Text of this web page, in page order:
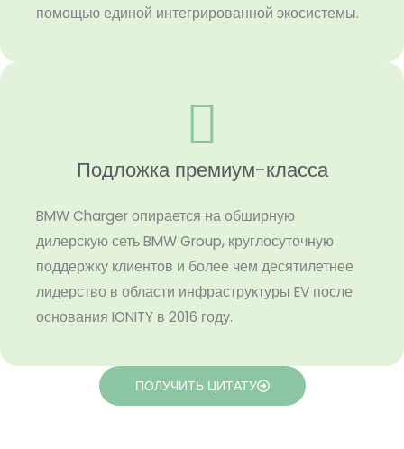
помощью единой интегрированной экосистемы.
Подложка премиум-класса
BMW Charger опирается на обширную
дилерскую сеть BMW Group, круглосуточную
поддержку клиентов и более чем десятилетнее
лидерство в области инфраструктуры EV после
основания IONITY в 2016 году.
ПОЛУЧИТЬ ЦИТАТУ